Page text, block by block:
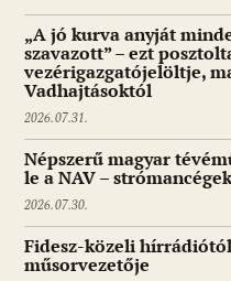
„A jó kurva anyját
szavazott” – ezt
vezérigazgatójelöltje,
Vadhajtásoktól
2026.07.31.
Népszerű magyar
le a NAV –
2026.07.30.
Fidesz-közeli
műsorvezetője